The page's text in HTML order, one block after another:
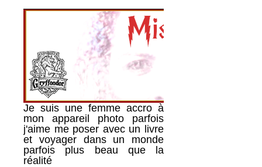
Je suis une femme accro à
mon appareil photo parfois
j'aime me poser avec un livre
et voyager dans un monde
parfois plus beau que la
réalité